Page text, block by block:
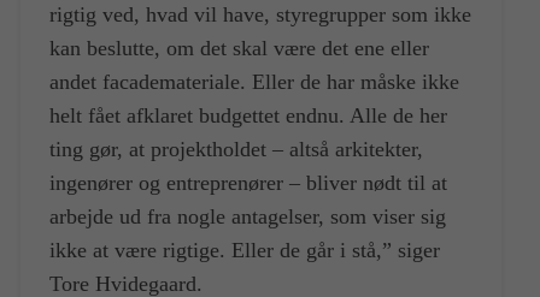
rigtig ved, hvad vil have, styregrupper som ikke
kan beslutte, om det skal være det ene eller
andet facademateriale. Eller de har måske ikke
helt fået afklaret budgettet endnu. Alle de her
ting gør, at projektholdet – altså arkitekter,
ingenører og entreprenører – bliver nødt til at
arbejde ud fra nogle antagelser, som viser sig
ikke at være rigtige. Eller de går i stå,” siger
Tore Hvidegaard.